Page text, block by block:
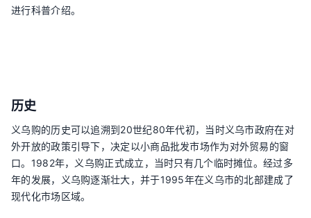
进行科普介绍。
历史
义乌购的历史可以追溯到20世纪80年代初，当时义乌市政府在对
外开放的政策引导下，决定以小商品批发市场作为对外贸易的窗
口。1982年，义乌购正式成立，当时只有几个临时摊位。经过多
年的发展，义乌购逐渐壮大，并于1995年在义乌市的北部建成了
现代化市场区域。